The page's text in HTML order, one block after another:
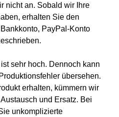
nicht an. Sobald wir Ihre
erhalten Sie den
PayPal-Konto
sehr hoch. Dennoch kann
übersehen.
erhalten, kümmern wir
und Ersatz. Bei
unkomplizierte